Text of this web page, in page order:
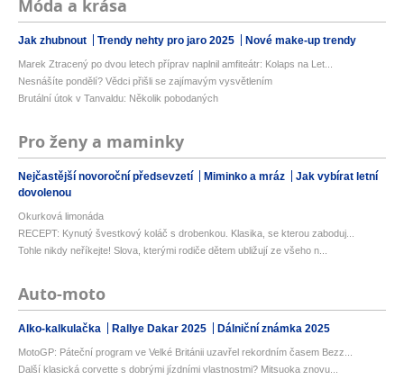
Móda a krása
Jak zhubnout Trendy nehty pro jaro 2025 Nové make-up trendy
Marek Ztracený po dvou letech příprav naplnil amfiteátr: Kolaps na Let...
Nesnášíte pondělí? Vědci přišli se zajímavým vysvětlením
Brutální útok v Tanvaldu: Několik pobodaných
Pro ženy a maminky
Nejčastější novoroční předsevzetí Miminko a mráz
Jak vybírat letní
dovolenou
Okurková limonáda
RECEPT: Kynutý švestkový koláč s drobenkou. Klasika, se kterou zaboduj...
Tohle nikdy neříkejte! Slova, kterými rodiče dětem ubližují ze všeho n...
Auto-moto
Alko-kalkulačka Rallye Dakar 2025 Dálniční známka 2025
MotoGP: Páteční program ve Velké Británii uzavřel rekordním časem Bezz...
Další klasická corvette s dobrými jízdními vlastnostmi? Mitsuoka znovu...